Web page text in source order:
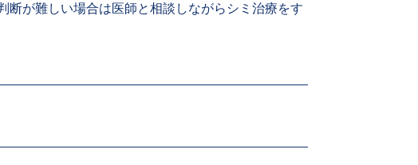
断が難しい場合は医師と相談しながらシミ治療をす